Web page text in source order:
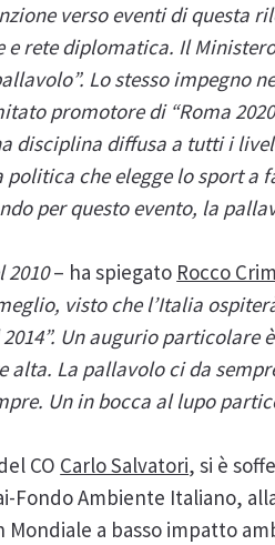
verso eventi di questa
e rete diplomatica. Il
Lo stesso impegno
promotore di “Roma
disciplina diffusa a tutti i
politica che elegge lo sport
per questo evento, la
2010– ha spiegato Rocco
visto che l’Italia
Un augurio particolare
alta. La pallavolo ci da
Un in bocca al lupo
CO Carlo Salvatori, si è
Fondo Ambiente Italiano,
Mondiale a basso impatto